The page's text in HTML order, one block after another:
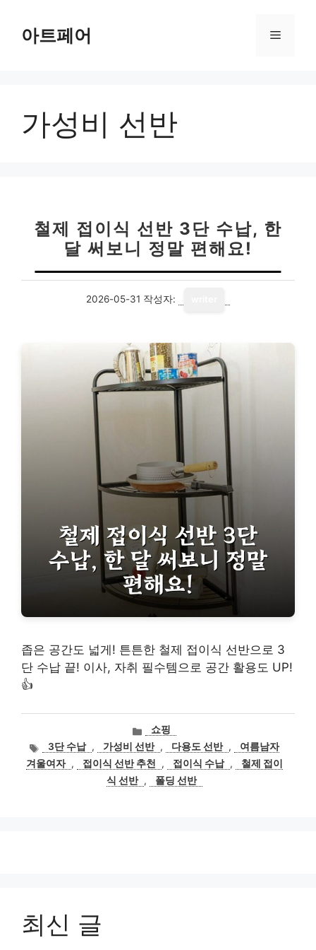
아트페어 메
가성비 선반
철제 접이식 선반 3단 수납, 한
달 써보니 정말 편해요!
2026-05-31 작성자:
좁은 공간도 넓게! 튼튼한 철제 접이식 선반으로 3
단 수납 끝! 이사, 자취 필수템으로 공간 활용도 UP!
👍
카
테
고
리
쇼핑
태
그
3단 수납 , 가성비 선반 , 다용도 선반 ,
여름남자
겨울여자 , 접이식 선반 추천 , 접이식 수납 ,
철제 접이
식 선반 , 폴딩 선반
최신 글